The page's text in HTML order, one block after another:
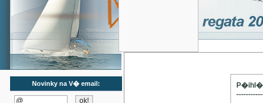
Novinky na V� email: